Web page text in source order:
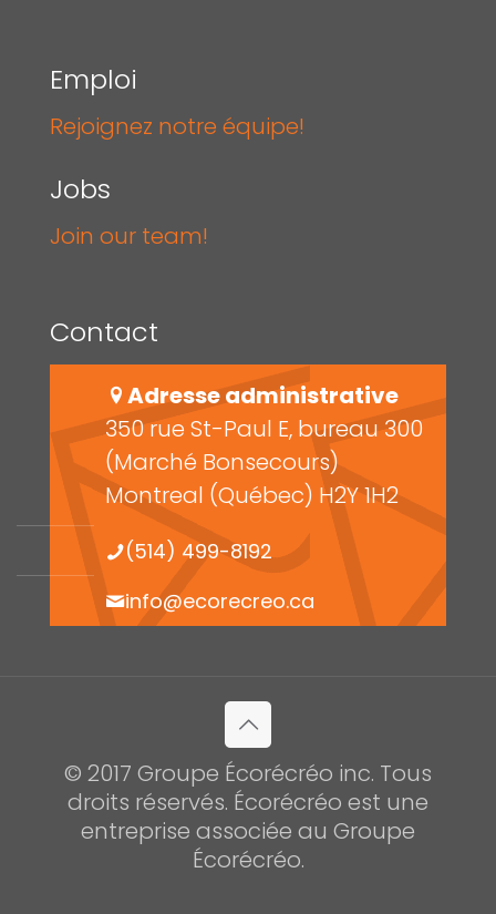
Emploi
Rejoignez notre équipe!
Jobs
Join our team!
Contact
Adresse administrative
350 rue St-Paul E, bureau 300
(Marché Bonsecours)
Montreal (Québec) H2Y 1H2
(514) 499-8192
info@ecorecreo.ca
© 2017 Groupe Écorécréo inc. Tous
droits réservés. Écorécréo est une
entreprise associée au Groupe
Écorécréo.